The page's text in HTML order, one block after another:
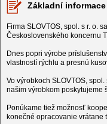
Základní informace
Firma SLOVTOS, spol. s r. o.
Československého koncernu
Dnes popri výrobe
vlastností rýchlu a presnú
Vo výrobkoch SLOVTOS,
našim výrobkom poskytujeme
Ponúkame tiež možnosť
konečné opracovanie vrátane